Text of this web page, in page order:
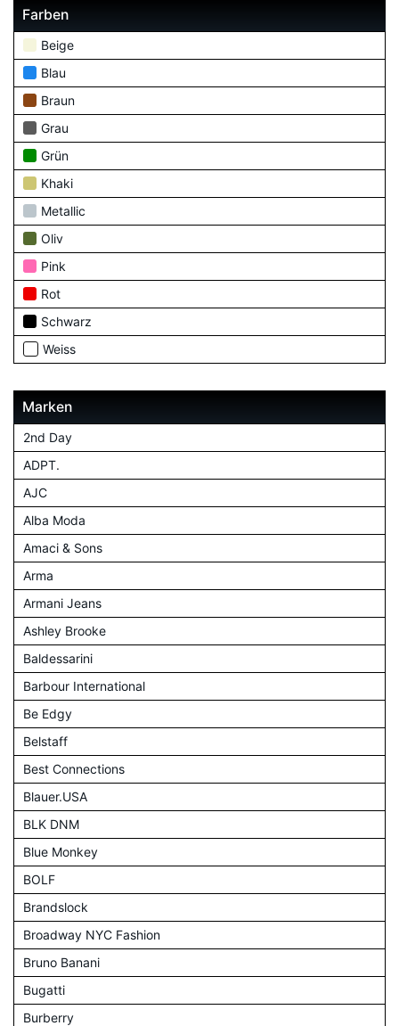
Farben
Beige
Blau
Braun
Grau
Grün
Khaki
Metallic
Oliv
Pink
Rot
Schwarz
Weiss
Marken
2nd Day
ADPT.
AJC
Alba Moda
Amaci & Sons
Arma
Armani Jeans
Ashley Brooke
Baldessarini
Barbour International
Be Edgy
Belstaff
Best Connections
Blauer.USA
BLK DNM
Blue Monkey
BOLF
Brandslock
Broadway NYC Fashion
Bruno Banani
Bugatti
Burberry